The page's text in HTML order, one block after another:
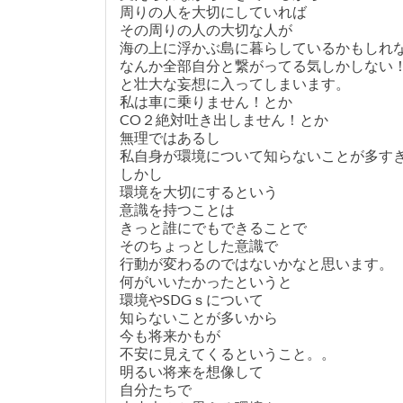
周りの人を大切にしていれば
その周りの人の大切な人が
海の上に浮かぶ島に暮らしているかもしれ
なんか全部自分と繋がってる気しかしない！
と壮大な妄想に入ってしまいます。
私は車に乗りません！とか
CO２絶対吐き出しません！とか
無理ではあるし
私自身が環境について知らないことが多す
しかし
環境を大切にするという
意識を持つことは
きっと誰にでもできることで
そのちょっとした意識で
行動が変わるのではないかなと思います。
何がいいたかったというと
環境やSDGｓについて
知らないことが多いから
今も将来かもが
不安に見えてくるということ。。
明るい将来を想像して
自分たちで